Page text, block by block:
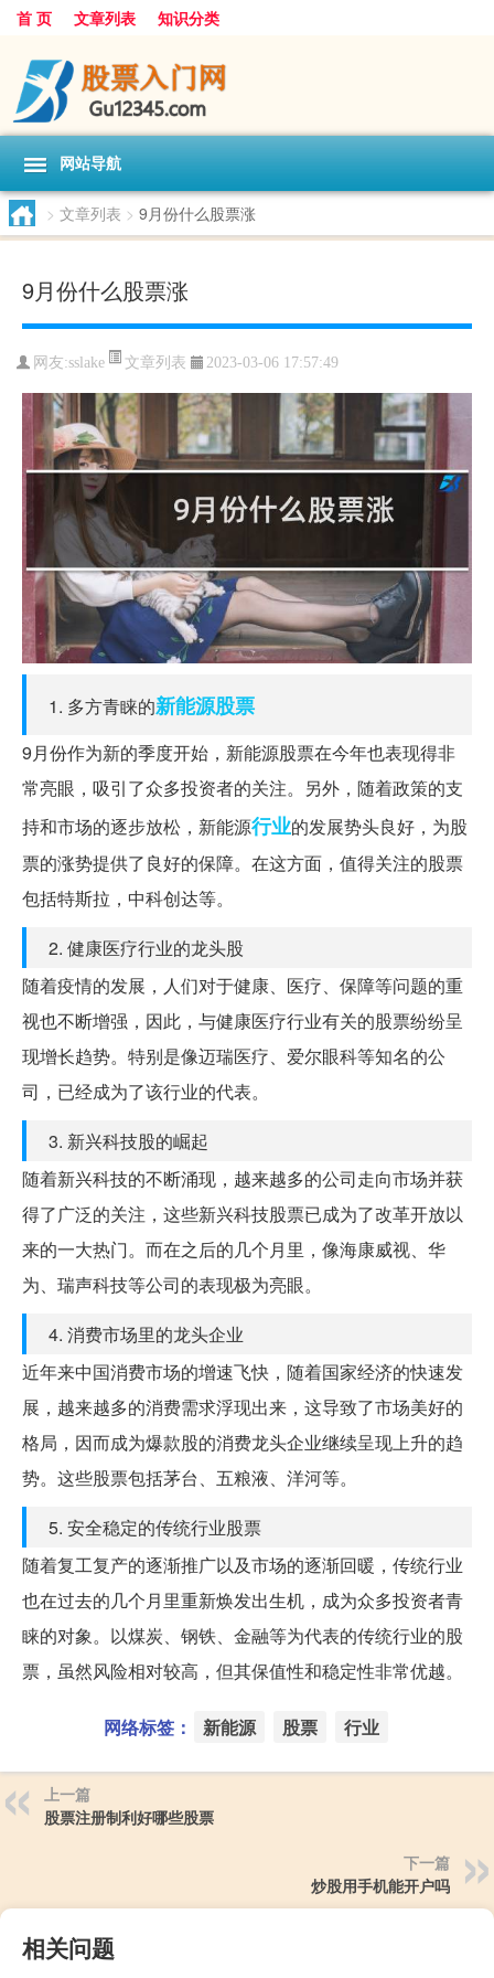
首 页 文章列表 知识分类
网站导航
> 文章列表 > 9月份什么股票涨
9月份什么股票涨
网友:sslake 文章列表 2023-03-06 17:57:49
1. 多方青睐的新能源股票
9月份作为新的季度开始，新能源股票在今年也表现得非
常亮眼，吸引了众多投资者的关注。另外，随着政策的支
持和市场的逐步放松，新能源行业的发展势头良好，为股
票的涨势提供了良好的保障。在这方面，值得关注的股票
包括特斯拉，中科创达等。
2. 健康医疗行业的龙头股
随着疫情的发展，人们对于健康、医疗、保障等问题的重
视也不断增强，因此，与健康医疗行业有关的股票纷纷呈
现增长趋势。特别是像迈瑞医疗、爱尔眼科等知名的公
司，已经成为了该行业的代表。
3. 新兴科技股的崛起
随着新兴科技的不断涌现，越来越多的公司走向市场并获
得了广泛的关注，这些新兴科技股票已成为了改革开放以
来的一大热门。而在之后的几个月里，像海康威视、华
为、瑞声科技等公司的表现极为亮眼。
4. 消费市场里的龙头企业
近年来中国消费市场的增速飞快，随着国家经济的快速发
展，越来越多的消费需求浮现出来，这导致了市场美好的
格局，因而成为爆款股的消费龙头企业继续呈现上升的趋
势。这些股票包括茅台、五粮液、洋河等。
5. 安全稳定的传统行业股票
随着复工复产的逐渐推广以及市场的逐渐回暖，传统行业
也在过去的几个月里重新焕发出生机，成为众多投资者青
睐的对象。以煤炭、钢铁、金融等为代表的传统行业的股
票，虽然风险相对较高，但其保值性和稳定性非常优越。
网络标签： 新能源 股票 行业
上一篇
股票注册制利好哪些股票
下一篇
炒股用手机能开户吗
相关问题